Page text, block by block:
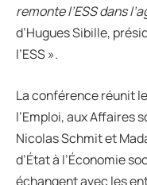
remonte l’ESS dans
d’Hugues Sibille,
l’ESS ».
La conférence réunit
l’Emploi, aux Affaires
Nicolas Schmit et
d’État à l’Économie
échangent avec les